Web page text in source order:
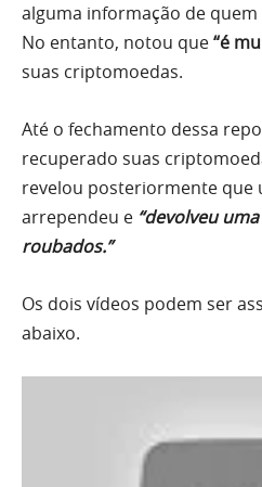
alguma informação de quem
No entanto, notou que“é
suas criptomoedas.
Até o fechamento dessa
recuperado suas
revelou posteriormente que
arrependeu e “devolveu
roubados.”
Os dois vídeos podem ser
abaixo.